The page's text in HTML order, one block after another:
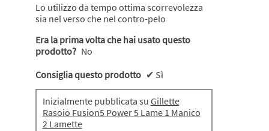
Lo utilizzo da tempo ottima scorrevolezza
sia nel verso che nel contro-pelo
Era la prima volta che hai usato questo
prodotto? No
Consiglia questo prodotto ✔ Sì
Inizialmente pubblicata su Gillette
Rasoio Fusion5 Power 5 Lame 1 Manico
2 Lamette